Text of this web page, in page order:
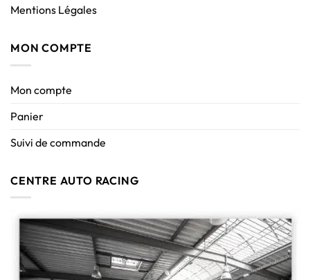
Mentions Légales
MON COMPTE
Mon compte
Panier
Suivi de commande
CENTRE AUTO RACING